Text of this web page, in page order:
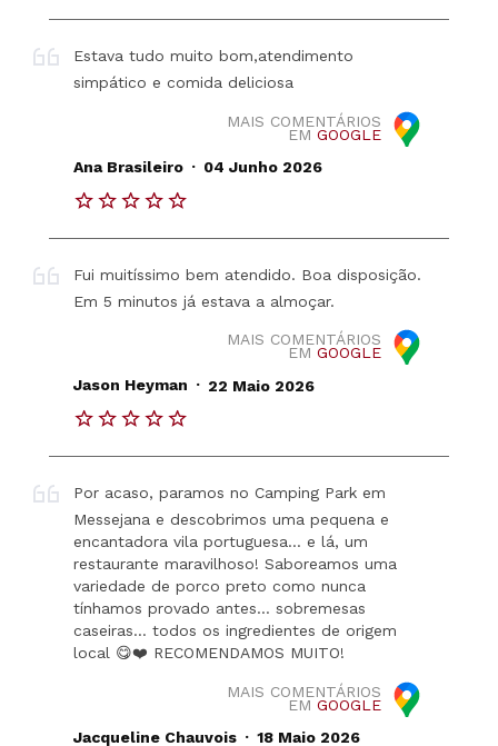
Estava tudo muito bom,atendimento
simpático e comida deliciosa
MAIS COMENTÁRIOS
EM GOOGLE
Ana Brasileiro . 04 Junho 2026
Fui muitíssimo bem atendido. Boa disposição.
Em 5 minutos já estava a almoçar.
MAIS COMENTÁRIOS
EM GOOGLE
Jason Heyman . 22 Maio 2026
Por acaso, paramos no Camping Park em
Messejana e descobrimos uma pequena e
encantadora vila portuguesa… e lá, um
restaurante maravilhoso! Saboreamos uma
variedade de porco preto como nunca
tínhamos provado antes… sobremesas
caseiras… todos os ingredientes de origem
local 😋❤️ RECOMENDAMOS MUITO!
MAIS COMENTÁRIOS
EM GOOGLE
Jacqueline Chauvois . 18 Maio 2026